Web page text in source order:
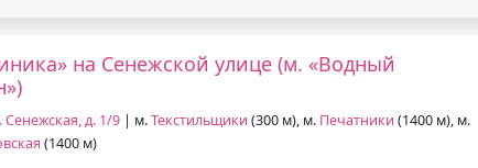
на Сенежской улице (м. «Водный
Сенежская, д. 1/9 | м.Текстильщики (300 м), м. Печатники (1400 м), м.
(1400 м)